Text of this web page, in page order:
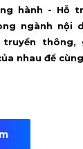
hành - Hỗ
ngành nội
thông,
nhau để